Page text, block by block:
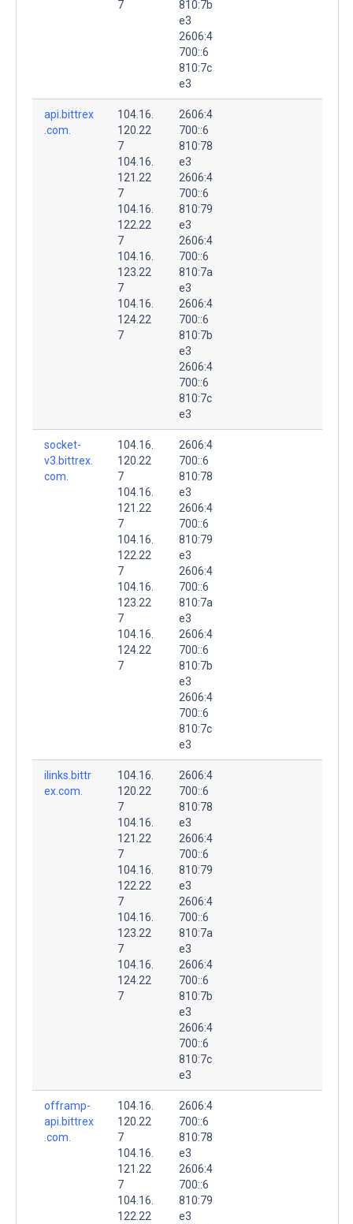
7
810:7b
e3
2606:4
700::6
810:7c
e3
api.bittrex
.com.
104.16.
120.22
7
104.16.
121.22
7
104.16.
122.22
7
104.16.
123.22
7
104.16.
124.22
7
2606:4
700::6
810:78
e3
2606:4
700::6
810:79
e3
2606:4
700::6
810:7a
e3
2606:4
700::6
810:7b
e3
2606:4
700::6
810:7c
e3
socket-
v3.bittrex.
com.
104.16.
120.22
7
104.16.
121.22
7
104.16.
122.22
7
104.16.
123.22
7
104.16.
124.22
7
2606:4
700::6
810:78
e3
2606:4
700::6
810:79
e3
2606:4
700::6
810:7a
e3
2606:4
700::6
810:7b
e3
2606:4
700::6
810:7c
e3
ilinks.bittr
ex.com.
104.16.
120.22
7
104.16.
121.22
7
104.16.
122.22
7
104.16.
123.22
7
104.16.
124.22
7
2606:4
700::6
810:78
e3
2606:4
700::6
810:79
e3
2606:4
700::6
810:7a
e3
2606:4
700::6
810:7b
e3
2606:4
700::6
810:7c
e3
offramp-
api.bittrex
.com.
104.16.
120.22
7
104.16.
121.22
7
104.16.
122.22
2606:4
700::6
810:78
e3
2606:4
700::6
810:79
e3